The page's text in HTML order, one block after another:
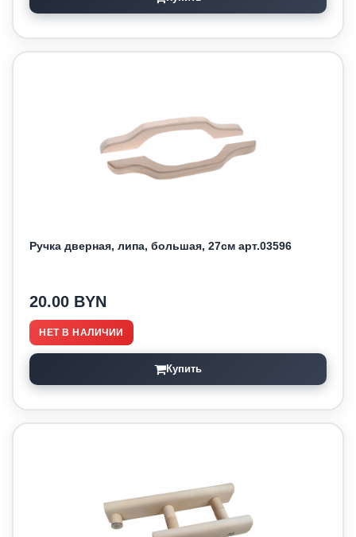
Ручка дверная, липа, большая, 27см арт.03596
20.00 BYN
НЕТ В НАЛИЧИИ
Купить